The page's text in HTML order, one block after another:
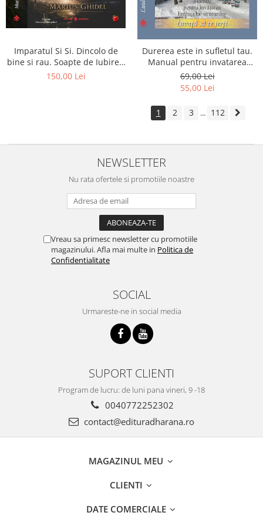
Imparatul Si Si. Dincolo de
bine si rau. Soapte de Iubire -
Invatatura tainica a Soarelui
150,00 Lei
Durerea este in sufletul tau.
Manual pentru invatarea
limbajului stresurilor Seria
Invata sa te Ierti Luule Viilma
69,00 Lei
55,00 Lei
1 2 3 ... 112
NEWSLETTER
Nu rata ofertele si promotiile noastre
Vreau sa primesc newsletter cu promotiile
magazinului. Afla mai multe in Politica de
Confidentialitate
SOCIAL
Urmareste-ne in social media
SUPORT CLIENTI
Program de lucru: de luni pana vineri, 9 -18
0040772252302
contact@edituradharana.ro
MAGAZINUL MEU
CLIENTI
DATE COMERCIALE